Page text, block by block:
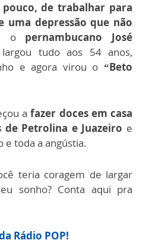
pouco, de trabalhar para
depressão que não
o pernambucano José
largou tudo aos 54 anos,
e agora virou o “Beto
afazer doces em casa
Petrolina e Juazeiro e
e toda a angústia.
teria coragem de largar
sonho? Conta aqui pra
Rádio POP!